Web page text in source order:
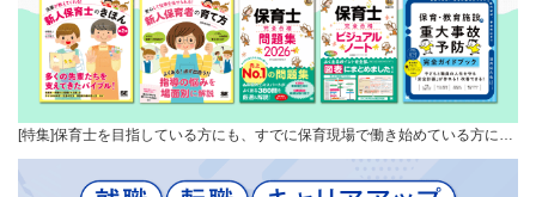
[特集]保育士を目指している方にも、すでに保育現場で働き始めている方に…